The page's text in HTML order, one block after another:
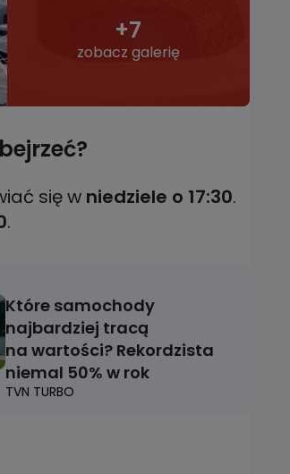
+7
zobacz galerię
się w niedziele o 17:30.
.
Które samochody
najbardziej tracą
na wartości? Rekordzista
niemal 50% w rok
TVN TURBO